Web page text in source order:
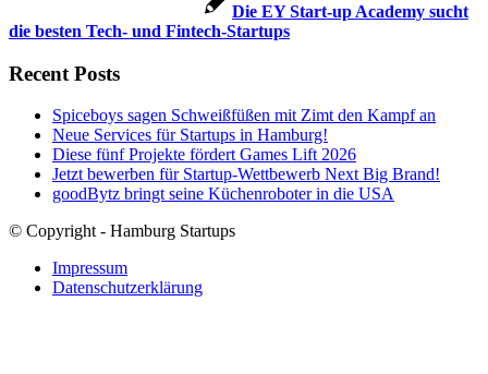
Die EY Start-up Academy sucht
die besten Tech- und Fintech-Startups
Recent Posts
Spiceboys sagen Schweißfüßen mit Zimt den Kampf an
Neue Services für Startups in Hamburg!
Diese fünf Projekte fördert Games Lift 2026
Jetzt bewerben für Startup-Wettbewerb Next Big Brand!
goodBytz bringt seine Küchenroboter in die USA
© Copyright - Hamburg Startups
Impressum
Datenschutzerklärung